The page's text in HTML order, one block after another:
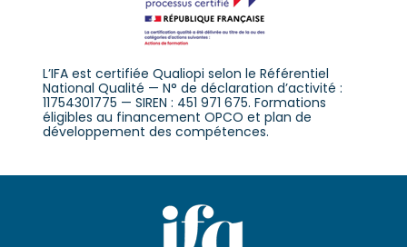
L’IFA est certifiée Qualiopi selon le Référentiel
National Qualité — N° de déclaration d’activité :
11754301775 — SIREN : 451 971 675. Formations
éligibles au financement OPCO et plan de
développement des compétences.